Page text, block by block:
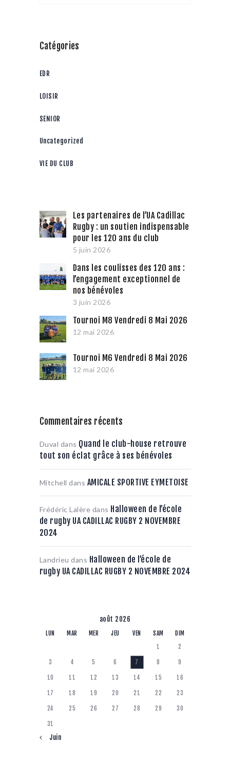
Catégories
EDR
LOISIR
SENIOR
Uncategorized
VIE DU CLUB
Les partenaires de l’UA Cadillac
Rugby : un soutien indispensable
pour les 120 ans du club
5 juin 2026
Dans les coulisses des 120 ans :
l’engagement exceptionnel de
nos bénévoles
3 juin 2026
Tournoi M8 Vendredi 8 Mai 2026
12 mai 2026
Tournoi M6 Vendredi 8 Mai 2026
12 mai 2026
Commentaires récents
Duval dans Quand le club-house retrouve
tout son éclat grâce à ses bénévoles
Mitchell dans AMICALE SPORTIVE EYMETOISE
Frédéric Lalère dans Halloween de l’école
de rugby UA CADILLAC RUGBY 2 NOVEMBRE
2024
Landrieu dans Halloween de l’école de
rugby UA CADILLAC RUGBY 2 NOVEMBRE 2024
août 2026
LUN MAR MER JEU VEN SAM
DIM
1
2
3 4 5 6 7 8 9
10 11 12 13 14 15 16
17 18 19 20 21 22 23
24 25 26 27 28 29 30
31
« Juin